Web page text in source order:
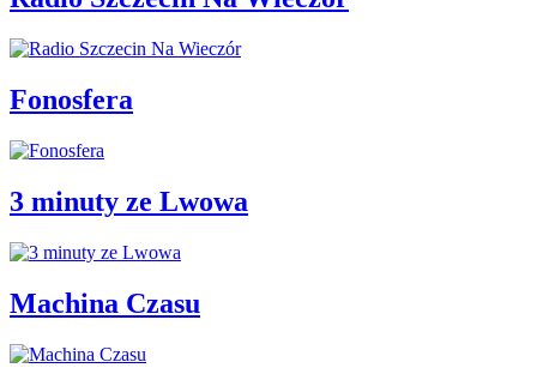
Fonosfera
3 minuty ze Lwowa
Machina Czasu